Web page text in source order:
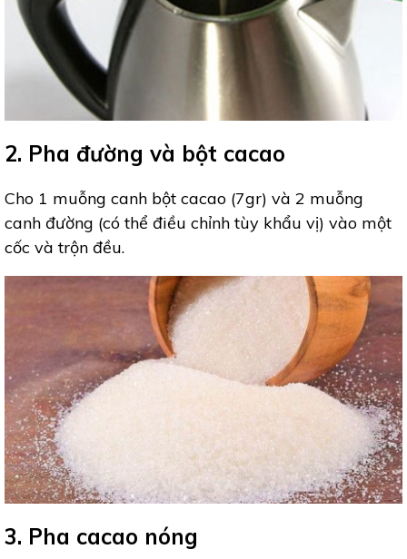
2. Pha đường và bột cacao
Cho 1 muỗng canh bột cacao (7gr) và 2 muỗng
canh đường (có thể điều chỉnh tùy khẩu vị) vào một
cốc và trộn đều.
3. Pha cacao nóng